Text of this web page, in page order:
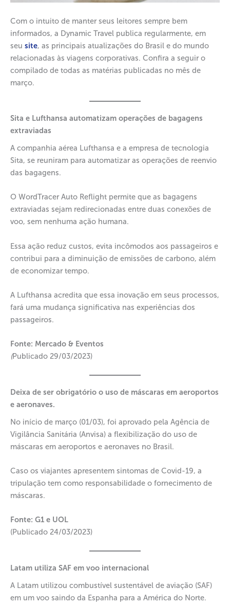
Com o intuito de manter seus leitores sempre bem
informados, a Dynamic Travel publica regularmente, em
seu site, as principais atualizações do Brasil e do mundo
relacionadas às viagens corporativas. Confira a seguir o
compilado de todas as matérias publicadas no mês de
março.
Sita e Lufthansa automatizam operações de bagagens
extraviadas
A companhia aérea Lufthansa e a empresa de tecnologia
Sita, se reuniram para automatizar as operações de reenvio
das bagagens.
O WordTracer Auto Reflight permite que as bagagens
extraviadas sejam redirecionadas entre duas conexões de
voo, sem nenhuma ação humana.
Essa ação reduz custos, evita incômodos aos passageiros e
contribui para a diminuição de emissões de carbono, além
de economizar tempo.
A Lufthansa acredita que essa inovação em seus processos,
fará uma mudança significativa nas experiências dos
passageiros.
Fonte: Mercado & Eventos
(Publicado 29/03/2023)
Deixa de ser obrigatório o uso de máscaras em aeroportos
e aeronaves.
No início de março (01/03), foi aprovado pela Agência de
Vigilância Sanitária (Anvisa) a flexibilização do uso de
máscaras em aeroportos e aeronaves no Brasil.
Caso os viajantes apresentem sintomas de Covid-19, a
tripulação tem como responsabilidade o fornecimento de
máscaras.
Fonte: G1 e UOL
(Publicado 24/03/2023)
Latam utiliza SAF em voo internacional
A Latam utilizou combustível sustentável de aviação (SAF)
em um voo saindo da Espanha para a América do Norte.